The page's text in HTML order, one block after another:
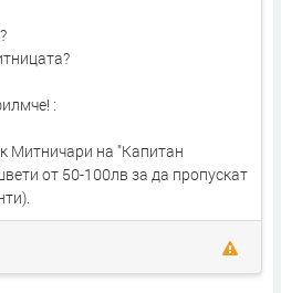
:
Митничари на "Капитан
от 50-100лв за да пропускат